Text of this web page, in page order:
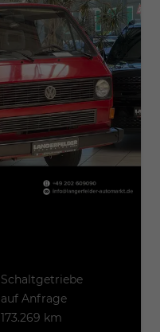
Schaltgetriebe
auf Anfrage
173.269 km